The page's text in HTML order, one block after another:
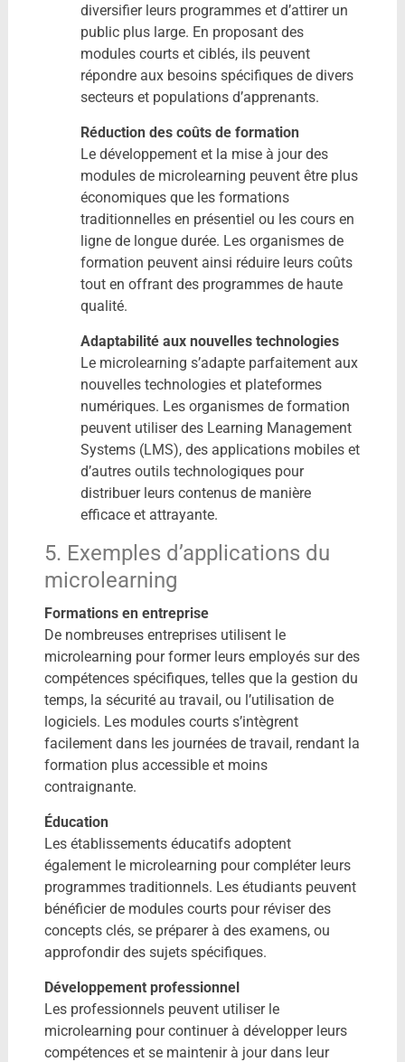
diversifier leurs programmes et d’attirer un
public plus large. En proposant des
modules courts et ciblés, ils peuvent
répondre aux besoins spécifiques de divers
secteurs et populations d’apprenants.
Réduction des coûts de formation
Le développement et la mise à jour des
modules de microlearning peuvent être plus
économiques que les formations
traditionnelles en présentiel ou les cours en
ligne de longue durée. Les organismes de
formation peuvent ainsi réduire leurs coûts
tout en offrant des programmes de haute
qualité.
Adaptabilité aux nouvelles technologies
Le microlearning s’adapte parfaitement aux
nouvelles technologies et plateformes
numériques. Les organismes de formation
peuvent utiliser des Learning Management
Systems (LMS), des applications mobiles et
d’autres outils technologiques pour
distribuer leurs contenus de manière
efficace et attrayante.
5. Exemples d’applications du
microlearning
Formations en entreprise
De nombreuses entreprises utilisent le
microlearning pour former leurs employés sur des
compétences spécifiques, telles que la gestion du
temps, la sécurité au travail, ou l’utilisation de
logiciels. Les modules courts s’intègrent
facilement dans les journées de travail, rendant la
formation plus accessible et moins
contraignante.
Éducation
Les établissements éducatifs adoptent
également le microlearning pour compléter leurs
programmes traditionnels. Les étudiants peuvent
bénéficier de modules courts pour réviser des
concepts clés, se préparer à des examens, ou
approfondir des sujets spécifiques.
Développement professionnel
Les professionnels peuvent utiliser le
microlearning pour continuer à développer leurs
compétences et se maintenir à jour dans leur